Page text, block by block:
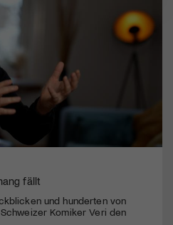
fällt
und hunderten von
Komiker Veri den